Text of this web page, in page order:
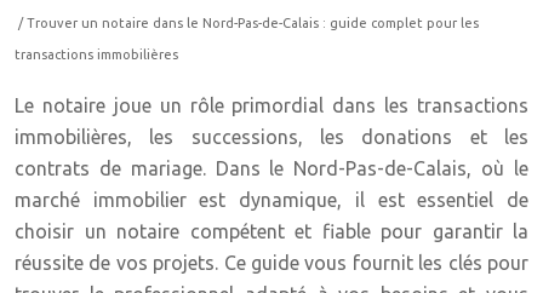
/ Trouver un notaire dans le Nord-Pas-de-Calais : guide complet pour les
transactions immobilières
Le notaire joue un rôle primordial dans les transactions
immobilières, les successions, les donations et les
contrats de mariage. Dans le Nord-Pas-de-Calais, où le
marché immobilier est dynamique, il est essentiel de
choisir un notaire compétent et fiable pour garantir la
réussite de vos projets. Ce guide vous fournit les clés pour